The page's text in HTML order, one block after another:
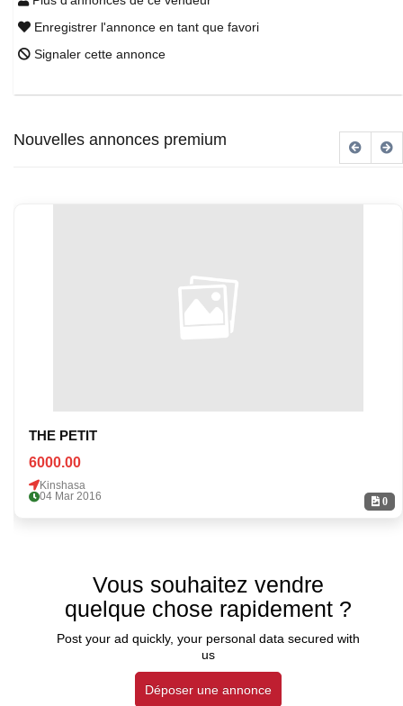
Enregistrer l'annonce en tant que favori
Signaler cette annonce
Nouvelles annonces premium
0
THE PETIT
6000.00
Kinshasa
04 Mar 2016
Vous souhaitez vendre
quelque chose rapidement ?
Post your ad quickly, your personal data secured with
us
Déposer une annonce